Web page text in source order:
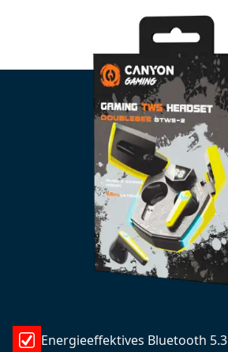
Energieeffektives Bluetooth 5.3